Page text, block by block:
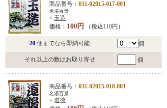
商品番号： 031-02015-017-001
名湯百景
● 玉造
価格： 100円 （税込110円）
20 個までなら即納可能 個
それ以上の数はお取り寄せ 個
商品番号： 031-02015-018-001
名湯百景
● 道後